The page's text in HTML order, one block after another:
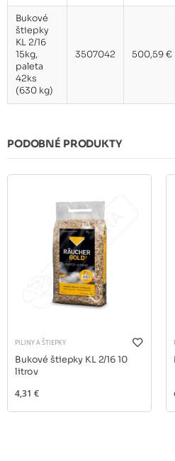
Bukové
štiepky
KL 2/16
15kg,
paleta
42ks
(630 kg)
3507042 500,59 €
PODOBNÉ PRODUKTY
PILINY A ŠTIEPKY
Bukové štiepky KL 2/16 10
litrov
4,31 €